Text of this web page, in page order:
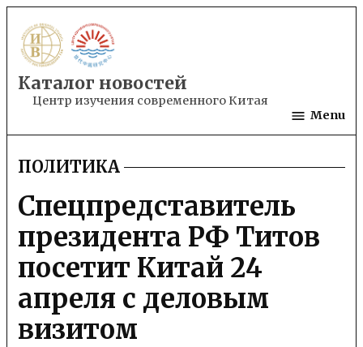
to
content
Каталог новостей
Центр изучения современного Китая
Menu
POSTED
IN
ПОЛИТИКА
Спецпредставитель
президента РФ Титов
посетит Китай 24
апреля с деловым
визитом